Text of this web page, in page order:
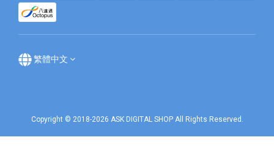
繁體中文
Copyright © 2018-2026 ASK DIGITAL SHOP All Rights Reserved.